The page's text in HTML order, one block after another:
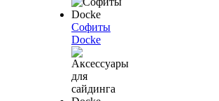
Софиты
Docke